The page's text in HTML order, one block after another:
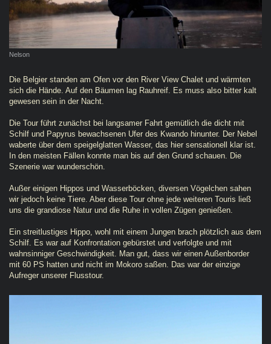
Nelson
Die Belgier standen am Ofen vor den River View Chalet und wärmten
sich die Hände. Auf den Bäumen lag Rauhreif. Es muss also bitter kalt
gewesen sein in der Nacht.
Die Tour führt zunächst bei langsamer Fahrt gemütlich die dicht mit
Schilf und Papyrus bewachsenen Ufer des Kwando hinunter. Der Nebel
waberte über dem speigelglatten Wasser, das hier sensationell klar ist.
In den meisten Fällen konnte man bis auf den Grund schauen. Die
Szenerie war wunderschön.
Außer einigen Hippos und Wasserböcken, diversen Vögelchen sahen
wir jedoch keine Tiere. Aber diese Tour ohne jede weiteren Touris ließ
uns die grandiose Natur und die Ruhe in vollen Zügen genießen.
Ein streitlustiges Hippo, wohl mit einem Jungen brach plötzlich aus dem
Schilf. Es war auf Konfrontation gebürstet und verfolgte und mit
wahnsinniger Geschwindigkeit. Man gut, dass wir einen Außenborder
mit 60 PS hatten und nicht im Mokoro saßen. Das war der einzige
Aufreger unserer Flusstour.